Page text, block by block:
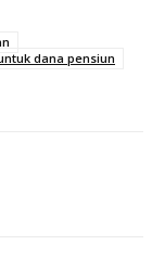
dana pensiun